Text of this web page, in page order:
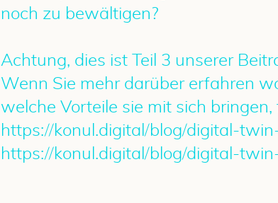
noch zu bewältigen?
Achtung, dies ist Teil 3 unserer
Wenn Sie mehr darüber erfahren
welche Vorteile sie mit sich bringen,
https://konul.digital/blog/digital-
https://konul.digital/blog/digital-